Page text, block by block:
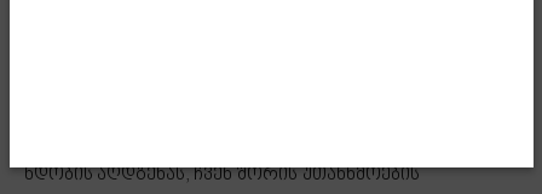
ნდობის აღდგენას, ჩვენ შორის უთანხმოების